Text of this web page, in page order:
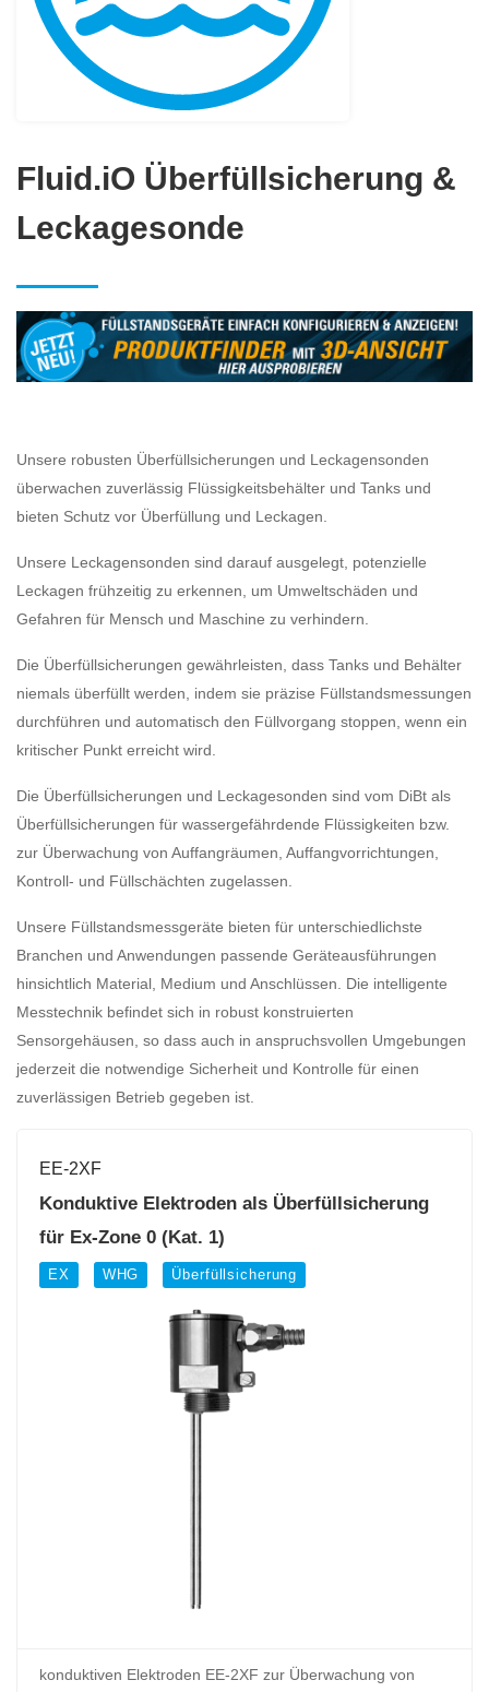
Fluid.iO Überfüllsicherung &
Leckagesonde
Unsere robusten Überfüllsicherungen und Leckagensonden
überwachen zuverlässig Flüssigkeitsbehälter und Tanks und
bieten Schutz vor Überfüllung und Leckagen.
Unsere Leckagensonden sind darauf ausgelegt, potenzielle
Leckagen frühzeitig zu erkennen, um Umweltschäden und
Gefahren für Mensch und Maschine zu verhindern.
Die Überfüllsicherungen gewährleisten, dass Tanks und Behälter
niemals überfüllt werden, indem sie präzise Füllstandsmessungen
durchführen und automatisch den Füllvorgang stoppen, wenn ein
kritischer Punkt erreicht wird.
Die Überfüllsicherungen und Leckagesonden sind vom DiBt als
Überfüllsicherungen für wassergefährdende Flüssigkeiten bzw.
zur Überwachung von Auffangräumen, Auffangvorrichtungen,
Kontroll- und Füllschächten zugelassen.
Unsere Füllstandsmessgeräte bieten für unterschiedlichste
Branchen und Anwendungen passende Geräteausführungen
hinsichtlich Material, Medium und Anschlüssen. Die intelligente
Messtechnik befindet sich in robust konstruierten
Sensorgehäusen, so dass auch in anspruchsvollen Umgebungen
jederzeit die notwendige Sicherheit und Kontrolle für einen
zuverlässigen Betrieb gegeben ist.
EE-2XF
Konduktive Elektroden als Überfüllsicherung
für Ex-Zone 0 (Kat. 1)
EX WHG Überfüllsicherung
konduktiven Elektroden EE-2XF zur Überwachung von